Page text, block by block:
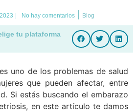
| No hay comentarios Blog
tu plataforma
es uno de los problemas de salud
que pueden afectar, entre
Si estás buscando el embarazo
en este artículo te damos